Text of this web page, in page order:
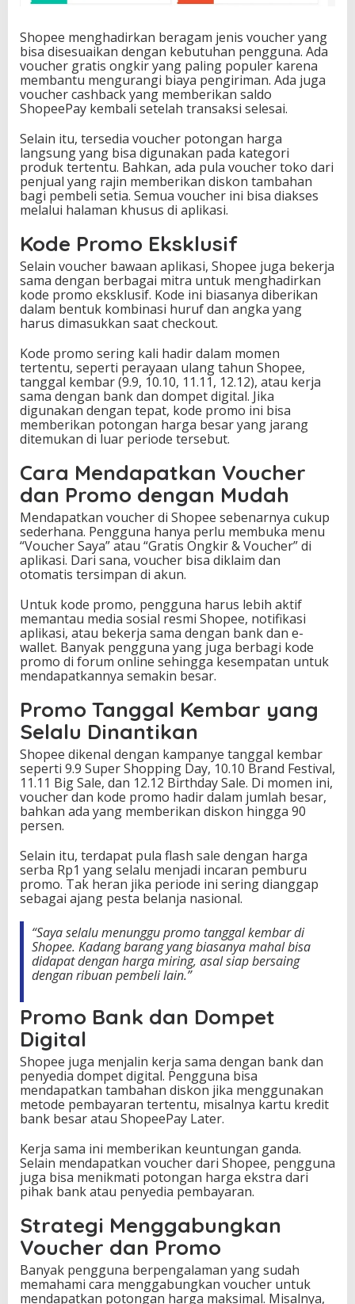
Shopee menghadirkan beragam jenis voucher yang
bisa disesuaikan dengan kebutuhan pengguna. Ada
voucher gratis ongkir yang paling populer karena
membantu mengurangi biaya pengiriman. Ada juga
voucher cashback yang memberikan saldo
ShopeePay kembali setelah transaksi selesai.
Selain itu, tersedia voucher potongan harga
langsung yang bisa digunakan pada kategori
produk tertentu. Bahkan, ada pula voucher toko dari
penjual yang rajin memberikan diskon tambahan
bagi pembeli setia. Semua voucher ini bisa diakses
melalui halaman khusus di aplikasi.
Kode Promo Eksklusif
Selain voucher bawaan aplikasi, Shopee juga bekerja
sama dengan berbagai mitra untuk menghadirkan
kode promo eksklusif. Kode ini biasanya diberikan
dalam bentuk kombinasi huruf dan angka yang
harus dimasukkan saat checkout.
Kode promo sering kali hadir dalam momen
tertentu, seperti perayaan ulang tahun Shopee,
tanggal kembar (9.9, 10.10, 11.11, 12.12), atau kerja
sama dengan bank dan dompet digital. Jika
digunakan dengan tepat, kode promo ini bisa
memberikan potongan harga besar yang jarang
ditemukan di luar periode tersebut.
Cara Mendapatkan Voucher
dan Promo dengan Mudah
Mendapatkan voucher di Shopee sebenarnya cukup
sederhana. Pengguna hanya perlu membuka menu
“Voucher Saya” atau “Gratis Ongkir & Voucher” di
aplikasi. Dari sana, voucher bisa diklaim dan
otomatis tersimpan di akun.
Untuk kode promo, pengguna harus lebih aktif
memantau media sosial resmi Shopee, notifikasi
aplikasi, atau bekerja sama dengan bank dan e-
wallet. Banyak pengguna yang juga berbagi kode
promo di forum online sehingga kesempatan untuk
mendapatkannya semakin besar.
Promo Tanggal Kembar yang
Selalu Dinantikan
Shopee dikenal dengan kampanye tanggal kembar
seperti 9.9 Super Shopping Day, 10.10 Brand Festival,
11.11 Big Sale, dan 12.12 Birthday Sale. Di momen ini,
voucher dan kode promo hadir dalam jumlah besar,
bahkan ada yang memberikan diskon hingga 90
persen.
Selain itu, terdapat pula flash sale dengan harga
serba Rp1 yang selalu menjadi incaran pemburu
promo. Tak heran jika periode ini sering dianggap
sebagai ajang pesta belanja nasional.
“Saya selalu menunggu promo tanggal kembar di
Shopee. Kadang barang yang biasanya mahal bisa
didapat dengan harga miring, asal siap bersaing
dengan ribuan pembeli lain.”
Promo Bank dan Dompet
Digital
Shopee juga menjalin kerja sama dengan bank dan
penyedia dompet digital. Pengguna bisa
mendapatkan tambahan diskon jika menggunakan
metode pembayaran tertentu, misalnya kartu kredit
bank besar atau ShopeePay Later.
Kerja sama ini memberikan keuntungan ganda.
Selain mendapatkan voucher dari Shopee, pengguna
juga bisa menikmati potongan harga ekstra dari
pihak bank atau penyedia pembayaran.
Strategi Menggabungkan
Voucher dan Promo
Banyak pengguna berpengalaman yang sudah
memahami cara menggabungkan voucher untuk
mendapatkan potongan harga maksimal. Misalnya,